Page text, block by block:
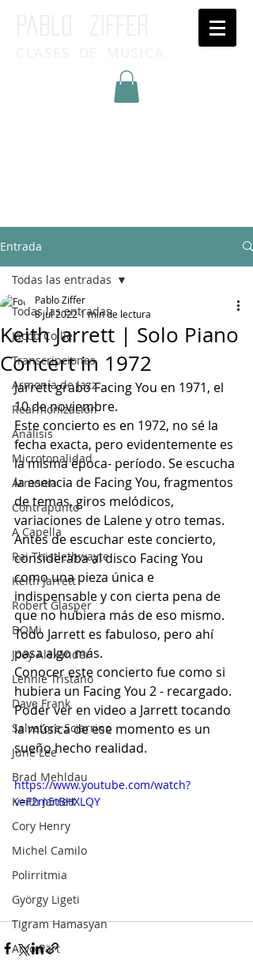
Entrada
Todas las entradas
Jacob Collier
Transcripciones
Armonía de Jazz
Rearmonización
Análisis
Microtonalidad
Armonía
Contrapunto
A Capella
Rai Thistlethwayte
Keith Jarrett
Robert Glasper
DOMi
Joey Alexander
Lennie Tristano
Dave Frank
Salvatore Sciarrino
June Lee
Brad Mehldau
Keith Jarrett
Cory Henry
Michel Camilo
Polirritmia
György Ligeti
Tigram Hamasyan
Arvo Pärt
Todas las entradas
Keith Jarrett | Solo Piano
Concert in 1972
Pablo Ziffer
8 jul 2022 1 min de lectura
Jarrett grabó Facing You en 1971, el
10 de noviembre.
Este concierto es en 1972, no sé la
fecha exacta, pero evidentemente es
la misma época- período. Se escucha
la esencia de Facing You, fragmentos
de temas, giros melódicos,
variaciones de Lalene y otro temas.
Antes de escuchar este concierto,
consideraba al disco Facing You
como una pieza única e
indispensable y con cierta pena de
que no hubiera más de eso mismo.
Todo Jarrett es fabuloso, pero ahí
pasa algo más.
Conocer este concierto fue como si
hubiera un Facing You 2 - recargado.
Poder ver en video a Jarrett tocando
la música de ese momento es un
sueño hecho realidad.
https://www.youtube.com/watch?
v=F2m5tBHXLQY